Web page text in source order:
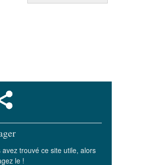
avez trouvé ce site utile, alors
le !